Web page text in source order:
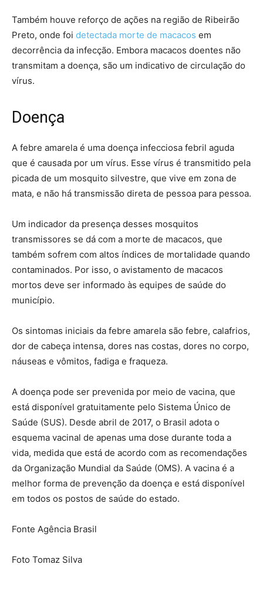
Também houve reforço de ações na região de Ribeirão
Preto, onde foi detectada morte de macacos em
decorrência da infecção. Embora macacos doentes não
transmitam a doença, são um indicativo de circulação do
vírus.
Doença
A febre amarela é uma doença infecciosa febril aguda
que é causada por um vírus. Esse vírus é transmitido pela
picada de um mosquito silvestre, que vive em zona de
mata, e não há transmissão direta de pessoa para pessoa.
Um indicador da presença desses mosquitos
transmissores se dá com a morte de macacos, que
também sofrem com altos índices de mortalidade quando
contaminados. Por isso, o avistamento de macacos
mortos deve ser informado às equipes de saúde do
município.
Os sintomas iniciais da febre amarela são febre, calafrios,
dor de cabeça intensa, dores nas costas, dores no corpo,
náuseas e vômitos, fadiga e fraqueza.
A doença pode ser prevenida por meio de vacina, que
está disponível gratuitamente pelo Sistema Único de
Saúde (SUS). Desde abril de 2017, o Brasil adota o
esquema vacinal de apenas uma dose durante toda a
vida, medida que está de acordo com as recomendações
da Organização Mundial da Saúde (OMS). A vacina é a
melhor forma de prevenção da doença e está disponível
em todos os postos de saúde do estado.
Fonte Agência Brasil
Foto Tomaz Silva